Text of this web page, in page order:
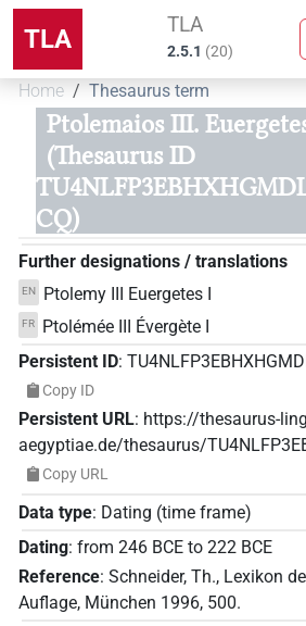
TLA TLA
2.5.1 (20)
Home Thesaurus term
Ptolemaios III.
(Thesaurus ID
CQ)
Further designations / translations
EN Ptolemy III Euergetes I
FR
Ptolémée III Évergète I
Persistent ID:
Copy ID
Persistent URL: https://thesaurus-
aegyptiae.de/thesaurus/
Copy URL
Data type: Dating (time frame)
Dating: from 246 BCE to 222 BCE
Reference: Schneider, Th., Lexikon
Auflage, München 1996, 500.